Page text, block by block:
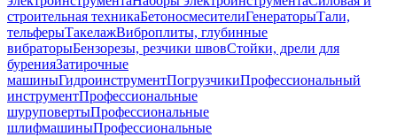
строительная техникаБетоносмесителиГенераторыТали,
тельферыТакелажВиброплиты, глубинные
вибраторыБензорезы, резчики швовСтойки, дрели для
буренияЗатирочные
машиныГидроинструментПогрузчикиПрофессиональный
инструментПрофессиональные
шуруповертыПрофессиональные
шлифмашиныПрофессиональные